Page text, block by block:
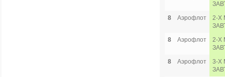
8
Аэрофлот
2-Х
8
Аэрофлот
2-Х
8
Аэрофлот
3-Х